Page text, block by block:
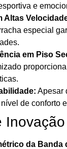
e
Altas
especial
em Piso
Apesar
de conforto
Inovação
da Banda